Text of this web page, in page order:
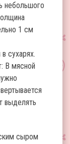
небольшого
1 см
сухарях.
В мясной
выделять
сыром